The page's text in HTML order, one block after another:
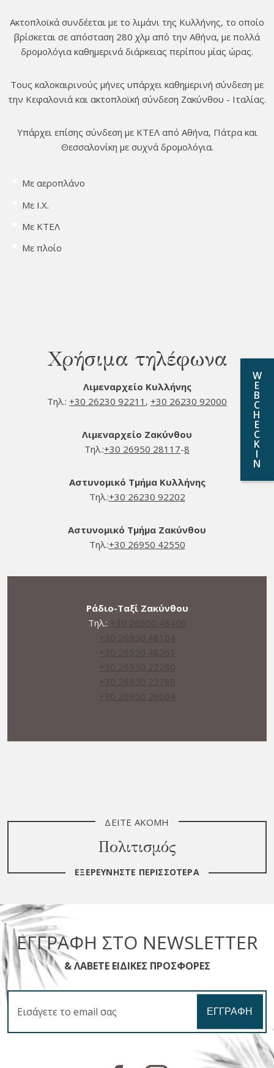
Ακτοπλοϊκά συνδέεται με το λιμάνι της Κυλλήνης, το οποίο
βρίσκεται σε απόσταση 280 χλμ από την Αθήνα, με πολλά
δρομολόγια καθημερινά διάρκειας περίπου μίας ώρας.
Τους καλοκαιρινούς μήνες υπάρχει καθημερινή σύνδεση με
την Κεφαλονιά και ακτοπλοϊκή σύνδεση Ζακύνθου - Ιταλίας.
Υπάρχει επίσης σύνδεση με ΚΤΕΛ από Αθήνα, Πάτρα και
Θεσσαλονίκη με συχνά δρομολόγια.
Με αεροπλάνο
Με Ι.Χ.
Με ΚΤΕΛ
Με πλοίο
Χρήσιμα τηλέφωνα
Λιμεναρχείο Κυλλήνης
Τηλ.: +30 26230 92211 , +30 26230 92000
Λιμεναρχείο Ζακύνθου
Τηλ.:+30 26950 28117-8
Αστυνομικό Τμήμα Κυλλήνης
Τηλ.:+30 26230 92202
Αστυνομικό Τμήμα Ζακύνθου
Τηλ.:+30 26950 42550
Ράδιο-Ταξί Ζακύνθου
Τηλ.: +30 26950 48400
+30 26950 48104
+30 26950 48261
+30 26950 22280
+30 26950 23788
+30 26950 26064
ΔΕΊΤΕ ΑΚΌΜΗ
Πολιτισμός
ΕΞΕΡΕΥΝΉΣΤΕ ΠΕΡΙΣΣΌΤΕΡΑ
ΕΓΓΡΑΦΉ ΣΤΟ NEWSLETTER
& ΛΆΒΕΤΕ ΕΙΔΙΚΈΣ ΠΡΟΣΦΟΡΈΣ
Email ΕΓΓΡΑΦΉ
W
E
B
C
H
E
C
K
I
N